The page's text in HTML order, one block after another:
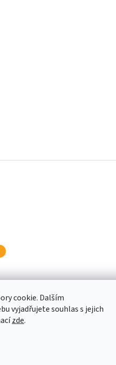
cookie. Dalším
vyjadřujete souhlas s jejich
zde.
a ošetřujeme, aby byly